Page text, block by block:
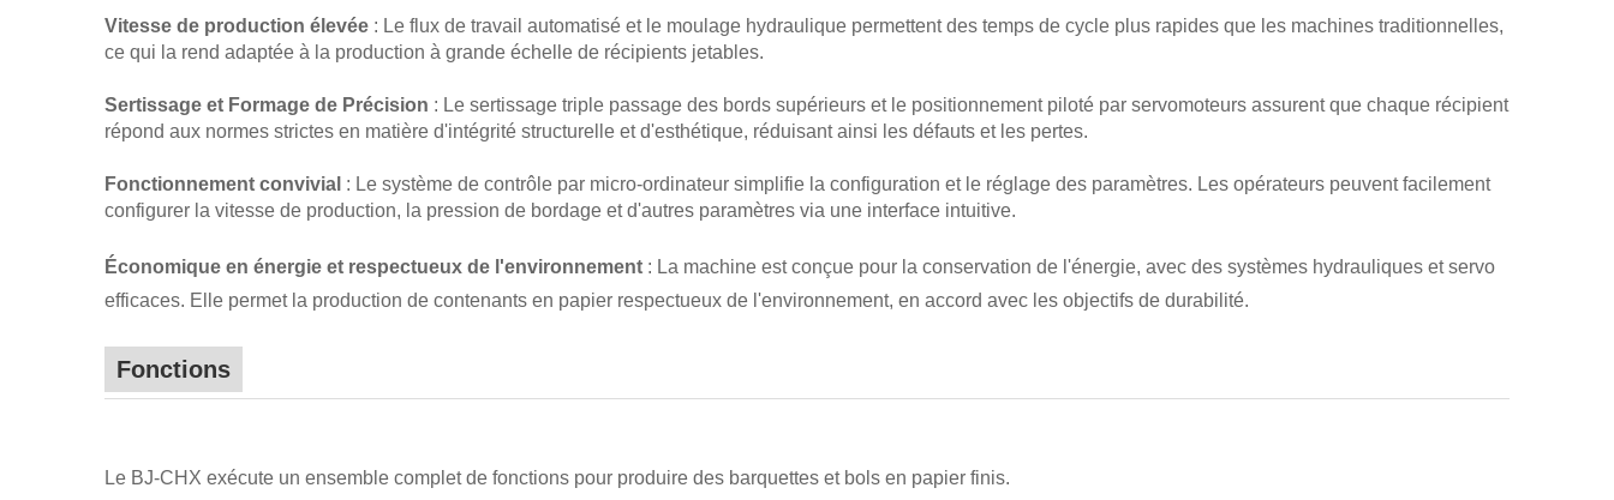
Vitesse de production élevée : Le flux de travail automatisé et le moulage hydraulique permettent des temps de cycle plus rapides que les machines traditionnelles,
ce qui la rend adaptée à la production à grande échelle de récipients jetables.
Sertissage et Formage de Précision : Le sertissage triple passage des bords supérieurs et le positionnement piloté par servomoteurs assurent que chaque récipient
répond aux normes strictes en matière d'intégrité structurelle et d'esthétique, réduisant ainsi les défauts et les pertes.
Fonctionnement convivial : Le système de contrôle par micro-ordinateur simplifie la configuration et le réglage des paramètres. Les opérateurs peuvent facilement
configurer la vitesse de production, la pression de bordage et d'autres paramètres via une interface intuitive.
Économique en énergie et respectueux de l'environnement : La machine est conçue pour la conservation de l'énergie, avec des systèmes hydrauliques et servo
efficaces. Elle permet la production de contenants en papier respectueux de l'environnement, en accord avec les objectifs de durabilité.
Fonctions
Le BJ-CHX exécute un ensemble complet de fonctions pour produire des barquettes et bols en papier finis.